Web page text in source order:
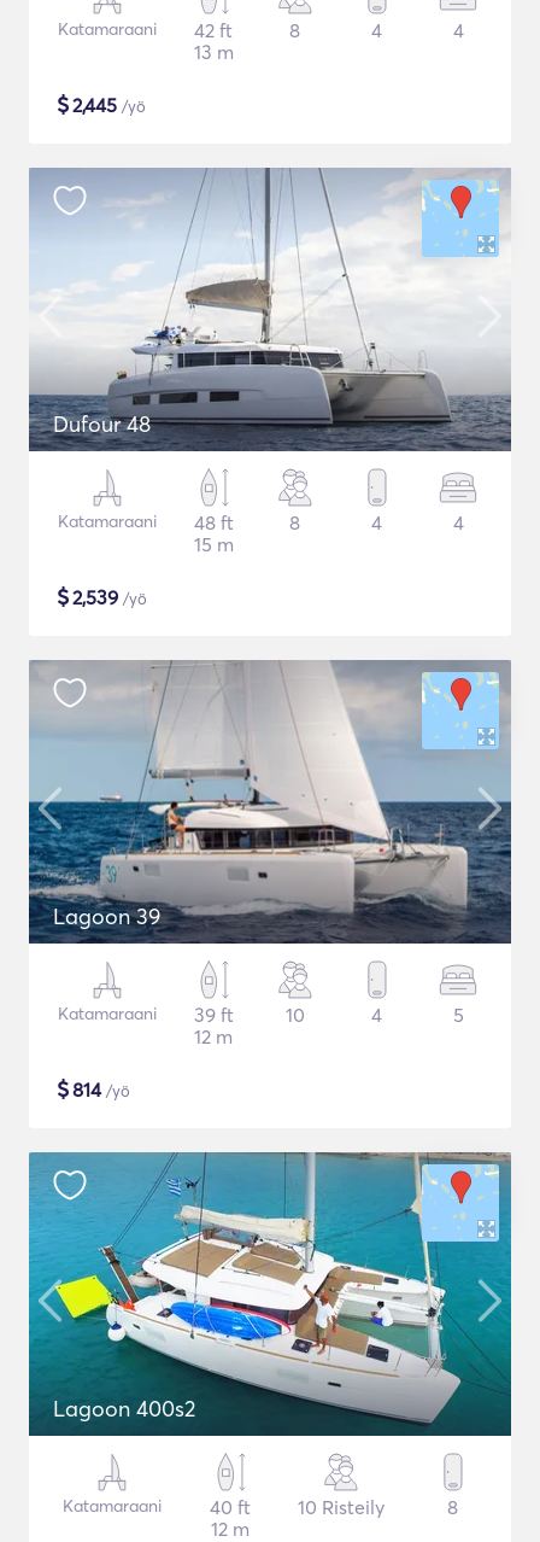
Katamaraani
42 ft
13 m
8 4 4
$2,445 /yö
Dufour 48
Katamaraani
48 ft
15 m
8 4 4
$2,539 /yö
Lagoon 39
Katamaraani
39 ft
12 m
10 4 5
$814/yö
Lagoon 400s2
Katamaraani
40 ft
12 m
10 Risteily 8